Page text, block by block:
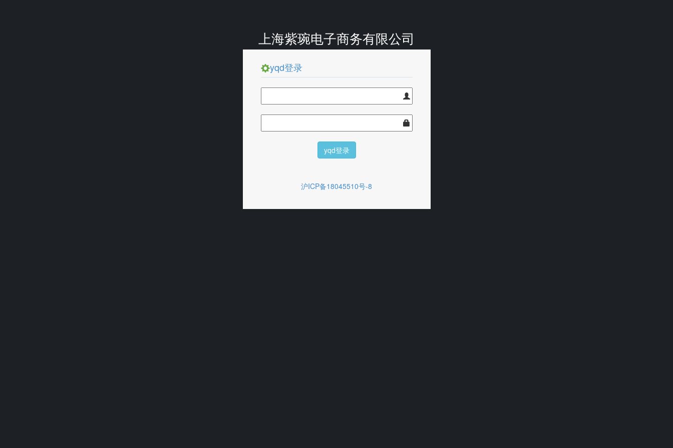
上海紫琬电子商务有限公司
yqd登录
yqd登录
沪ICP备18045510号-8